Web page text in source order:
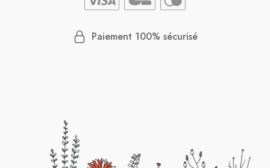
Paiement 100% sécurisé